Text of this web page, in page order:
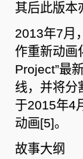
其后此版本
2013年7月
作重新动画
Project”最
线，并将分
于2015年4
动画[5]。
故事大纲